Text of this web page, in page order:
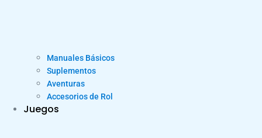
Manuales Básicos
Suplementos
Aventuras
Accesorios de Rol
Juegos